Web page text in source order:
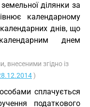
ділянки за
календарному
днів, що
днем
внесеними згідно із
)
сплачується
податкового